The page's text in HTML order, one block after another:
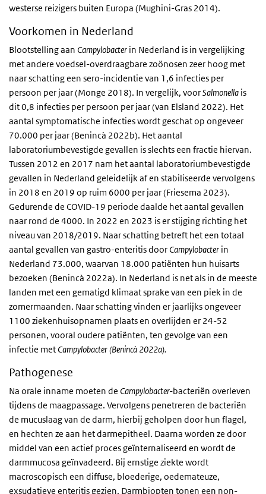
westerse reizigers buiten Europa (Mughini-Gras 2014).
Voorkomen in Nederland
Blootstelling aan Campylobacter in Nederland is in vergelijking
met andere voedsel-overdraagbare zoönosen zeer hoog met
naar schatting een sero-incidentie van 1,6 infecties per
persoon per jaar (Monge 2018). In vergelijk, voorSalmonella is
dit 0,8 infecties per persoon per jaar (van Elsland 2022). Het
aantal symptomatische infecties wordt geschat op ongeveer
70.000 per jaar (Benincà 2022b). Het aantal
laboratoriumbevestigde gevallen is slechts een fractie hiervan.
Tussen 2012 en 2017 nam het aantal laboratoriumbevestigde
gevallen in Nederland geleidelijk af en stabiliseerde vervolgens
in 2018 en 2019 op ruim 6000 per jaar (Friesema 2023).
Gedurende de COVID-19 periode daalde het aantal gevallen
naar rond de 4000. In 2022 en 2023 is er stijging richting het
niveau van 2018/2019. Naar schatting betreft het een totaal
aantal gevallen van gastro-enteritis door Campylobacter in
Nederland 73.000, waarvan 18.000 patiënten hun huisarts
bezoeken (Benincà 2022a). In Nederland is net als in de meeste
landen met een gematigd klimaat sprake van een piek in de
zomermaanden. Naar schatting vinden er jaarlijks ongeveer
1100 ziekenhuisopnamen plaats en overlijden er 24-52
personen, vooral oudere patiënten, ten gevolge van een
infectie met Campylobacter (Benincà 2022a).
Pathogenese
Na orale inname moeten de Campylobacter-bacteriën overleven
tijdens de maagpassage. Vervolgens penetreren de bacteriën
de mucuslaag van de darm, hierbij geholpen door hun flagel,
en hechten ze aan het darmepitheel. Daarna worden ze door
middel van een actief proces geïnternaliseerd en wordt de
darmmucosa geïnvadeerd. Bij ernstige ziekte wordt
macroscopisch een diffuse, bloederige, oedemateuze,
exsudatieve enteritis gezien. Darmbiopten tonen een non-